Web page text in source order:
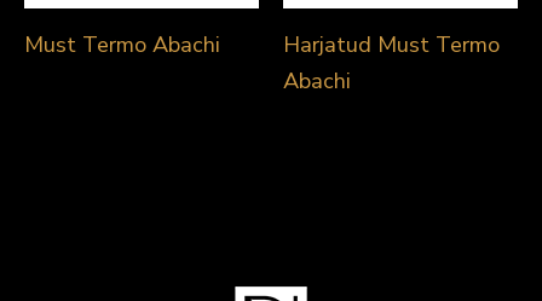
Must Termo Abachi
Harjatud Must Termo
Abachi